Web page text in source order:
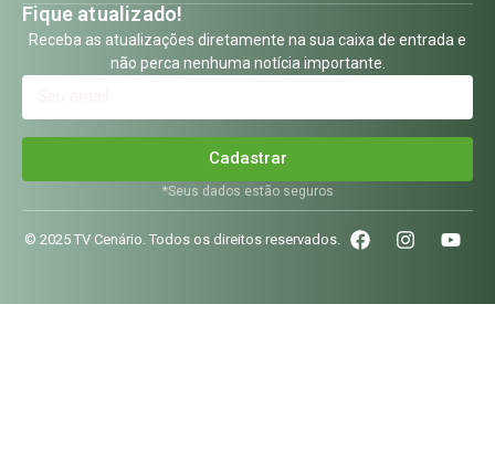
Fique atualizado!
Receba as atualizações diretamente na sua caixa de entrada e
não perca nenhuma notícia importante.
Cadastrar
*Seus dados estão seguros
© 2025 TV Cenário. Todos os direitos reservados.